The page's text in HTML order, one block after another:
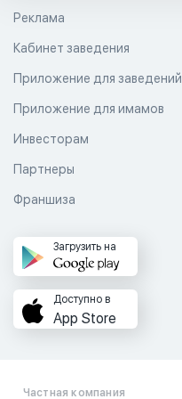
Реклама
Кабинет заведения
Приложение для заведений
Приложение для имамов
Инвесторам
Партнеры
Франшиза
Загрузить на
Доступно в
App Store
Частная компания